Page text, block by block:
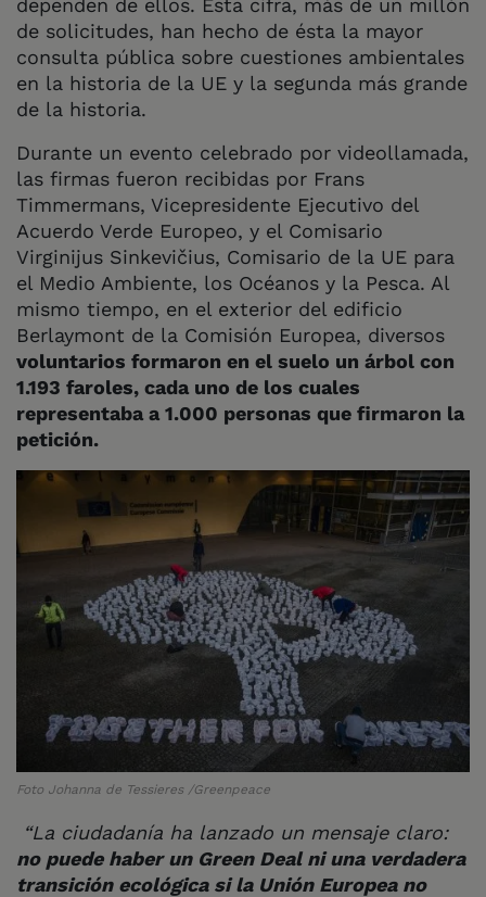
de solicitudes, han hecho de ésta la mayor
consulta pública sobre cuestiones ambientales
en la historia de la UE y la segunda más grande
de la historia.
Durante un evento celebrado por videollamada,
las firmas fueron recibidas por Frans
Timmermans, Vicepresidente Ejecutivo del
Acuerdo Verde Europeo, y el Comisario
Virginijus Sinkevičius, Comisario de la UE para
el Medio Ambiente, los Océanos y la Pesca. Al
mismo tiempo, en el exterior del edificio
Berlaymont de la Comisión Europea, diversos
voluntarios formaron en el suelo un árbol con
1.193 faroles, cada uno de los cuales
representaba a 1.000 personas que firmaron la
petición.
Foto Johanna de Tessieres /Greenpeace
“La ciudadanía ha lanzado un mensaje claro:
no puede haber un Green Deal ni una verdadera
transición ecológica si la Unión Europea no